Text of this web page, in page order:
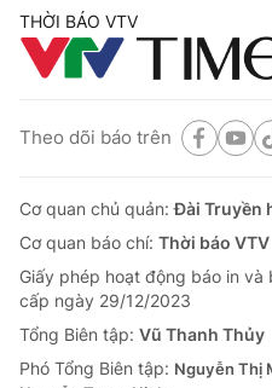
THỜI BÁO VTV
Theo dõi báo trên
Cơ quan chủ quản:Đài Truyền
Cơ quan báo chí: Thời báo VTV
Giấy phép hoạt động báo in
cấp ngày 29/12/2023
Tổng Biên tập: Vũ Thanh Thủy
Phó Tổng Biên tập: Nguyễn Thị